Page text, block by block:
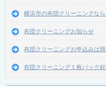
横浜市の布団クリーニングな
布団クリーニングお知らせ
布団クリーニングお申込みは簡
布団クリーニング１枚パック好